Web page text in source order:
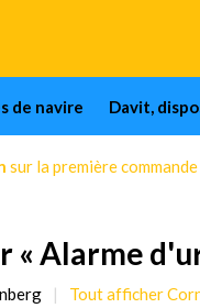
de navire Davit,
sur la première
« Alarme
Tout afficher